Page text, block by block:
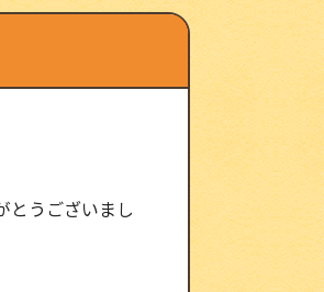
とうございまし